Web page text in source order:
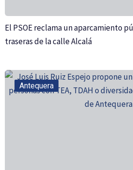
El PSOE reclama un aparcamiento
traseras de la calle Alcalá
Antequera